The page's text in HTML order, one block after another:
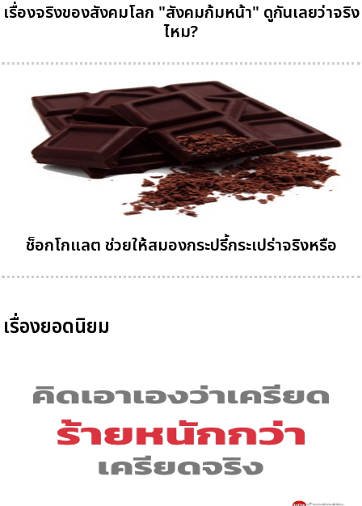
เรื่องจริงของสังคมโลก "สังคมก้มหน้า" ดูกันเลยว่าจริง
ไหม?
ช็อกโกแลต ช่วยให้สมองกระปรี้กระเปร่าจริงหรือ
เรื่องยอดนิยม